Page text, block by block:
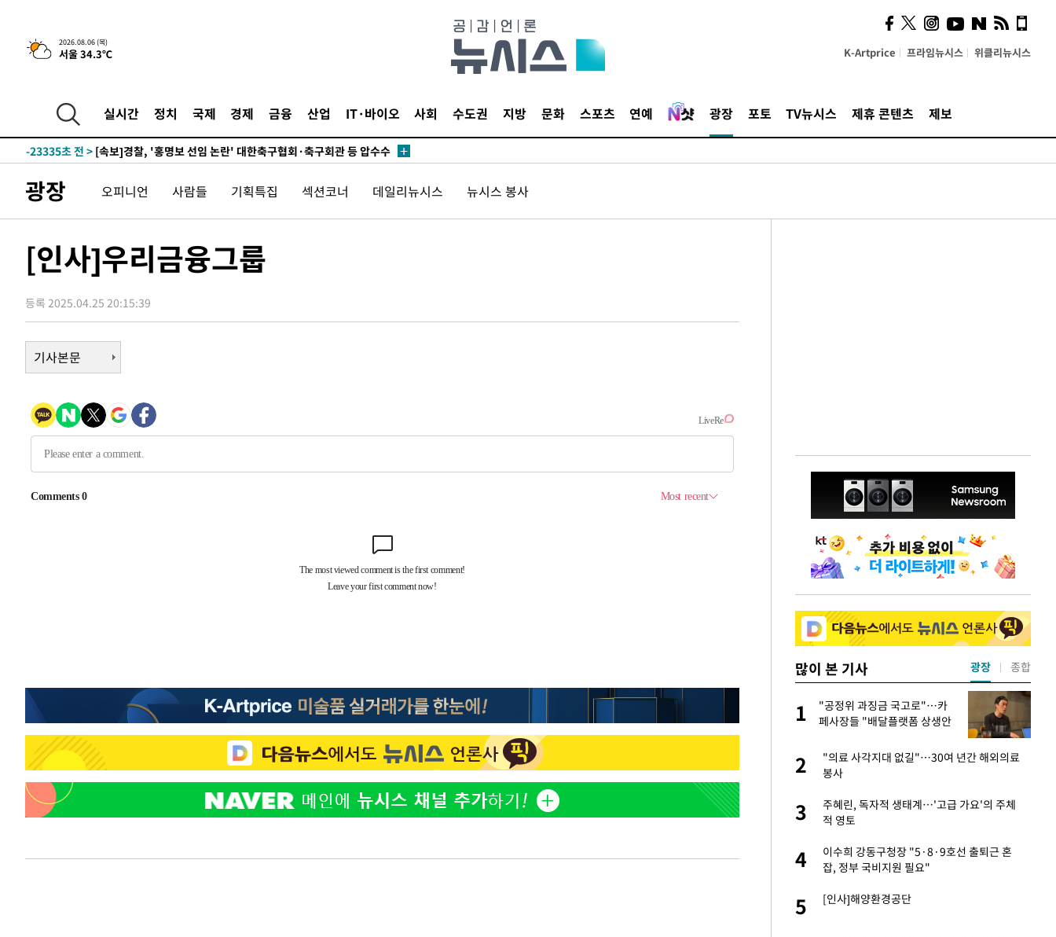
2026.08.06 (목)
서울 34.3℃ K-Artprice 프라임뉴시스 위클리뉴시스
실시간 정치 국제 경제 금융 산업 IT·바이오 사회 수도권 지방 문화 스포츠 연예 광장 포토 TV뉴시스 제휴 콘텐츠 제보
3시간 전 >[속보] "이란-오만, 호르무즈 해협 통행 항로 합의" 이란 외무부 대변인
-28503초 전 >내일까지 39도 '펄펄'…기상청 "태풍 지나며 폭염 잠시 꺾인다"
-28118초 전 >
"美간섭에 합의 지연"…트럼프, '이란 호르무즈 통제권' 수용할까
-24638초 전 >
-23335초 전 > [속보]경찰, '홍명보 선임 논란' 대한축구협회·축구회관 등 압수수
상
-22515초 전 >
[속보]코스피 매도사이드카 발동…4%대 급락
-21787초 전 >[속보]전남광주 초대 시민추천 부시장에 백승주·윤난실
-17915초 전 > [속보]코스닥, 2.15포인트(0.27%) 내린 797.44 출발
-14345초 전 >6월 경상수지 497.3억 달러…두 달 연속 사상 최대
-14296초 전 >서울 낮 39도 '폭염중대경보'…40도 관측 가능성도
-11658초 전 >
-3831초 전 >[속보] 호르무즈 해협 이란-오만 협상 기대속 뉴욕증시 혼조 마감 다
임 3년 인터뷰
3시간 전 > [속보] "이란-오만, 호르무즈 해협 통행 항로 합의" 이란 외무부 대변인
-28523초 전 >내일까지 39도 '펄펄'…기상청 "태풍 지나며 폭염 잠시 꺾인다"
-28160초 전 > 트럼프, 한국계 진보 주지사 후보 맹공…"공산주의가 최대 위협"
-24658초 전 >
[속보]산업장관 "美무역법 제301조 과잉생산 결과 발표 8월 중 예
[속보]코스피 매도사이드카 발동…4%대 급락
[속보]전남광주 초대 시민추천 부시장에 백승주·윤난실
-14316초 전 >
서울 낮 39도 '폭염중대경보'…40도 관측 가능성도
-11678초 전 >미 워싱턴주 스포캔 시의 통제불능 3개 산불, 방화선 일부 구축
-3851초 전 > [속보] 호르무즈 해협 이란-오만 협상 기대속 뉴욕증시 혼조 마감 다
우 0.49%↑
-2206초 전 >[속보] 이란 대통령 "지금 최고지도자와 소통하기가 매우 어려워" 취
임 3년 인터뷰
3시간 전 > [속보] "이란-오만, 호르무즈 해협 통행 항로 합의" 이란 외무부 대변인
광장 오피니언 사람들 기획특집 섹션코너 데일리뉴시스 뉴시스 봉사
[인사]우리금융그룹
등록 2025.04.25 20:15:39
기사본문
많이 본 기사
황기순 "원정 도박으로 전 재
산 잃고 필리핀 도피"
2
1000대 보급 추진
3
정보석 "황정음 전 남편 서글서글한 인상이
었는데…"
4
1
"공정위 과징금 국고로"…카
페사장들 "배달플랫폼 상생안
2
"의료 사각지대 없길"…30여 년간 해외의료
봉사
3
주혜린, 독자적 생태계…'고급 가요'의 주체
적 영토
4
이수희 강동구청장 "5·8·9호선 출퇴근 혼
잡, 정부 국비지원 필요"
5 [인사]해양환경공단
광장 종합